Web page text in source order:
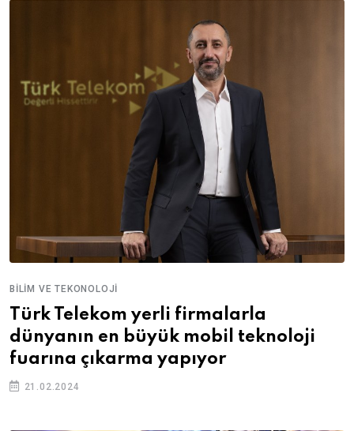
BILIM VE TEKONOLOJI
Türk Telekom yerli firmalarla
dünyanın en büyük mobil teknoloji
fuarına çıkarma yapıyor
21.02.2024